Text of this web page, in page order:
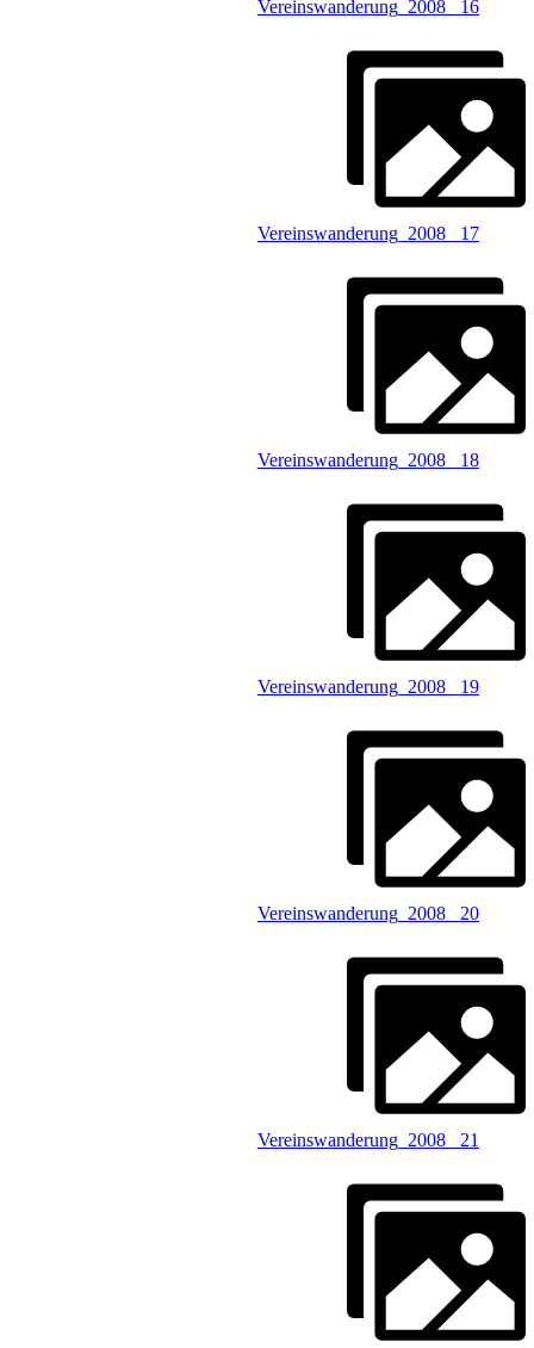
Vereinswanderung_2008 _16
Vereinswanderung_2008 _17
Vereinswanderung_2008 _18
Vereinswanderung_2008 _19
Vereinswanderung_2008 _20
Vereinswanderung_2008 _21